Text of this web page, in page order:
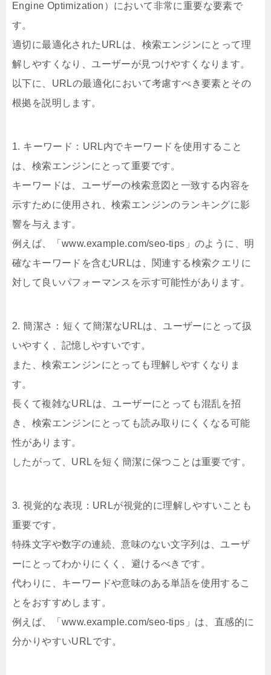
Engine Optimization）において非常に重要な要素で
す。
適切に最適化されたURLは、検索エンジンにとって理
解しやすくなり、ユーザーが見つけやすくなります。
以下に、URLの最適化において考慮すべき要素とその
根拠を説明します。
1. キーワード：URL内でキーワードを使用すること
は、検索エンジンにとって重要です。
キーワードは、ユーザーの検索意図と一致する内容を
示すために使用され、検索エンジンのランキングに影
響を与えます。
例えば、「www.example.com/seo-tips」のように、明
確なキーワードを含むURLは、関連する検索クエリに
対して良いパフォーマンスを示す可能性があります。
2. 簡潔さ：短くて簡潔なURLは、ユーザーにとって扱
いやすく、記憶しやすいです。
また、検索エンジンにとっても理解しやすくなりま
す。
長くて複雑なURLは、ユーザーにとっても混乱を招
き、検索エンジンにとっても読み取りにくくなる可能
性があります。
したがって、URLを短く簡潔に保つことは重要です。
3. 視覚的な表現：URLが視覚的に理解しやすいことも
重要です。
特殊文字や数字の連続、意味のない文字列は、ユーザ
ーにとってわかりにくく、避けるべきです。
代わりに、キーワードや意味のある単語を使用するこ
とをおすすめします。
例えば、「www.example.com/seo-tips」は、直感的に
分かりやすいURLです。